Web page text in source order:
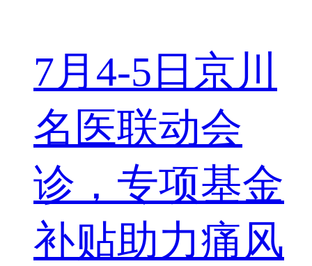
7月4-5日京川
名医联动会
诊，专项基金
补贴助力痛风